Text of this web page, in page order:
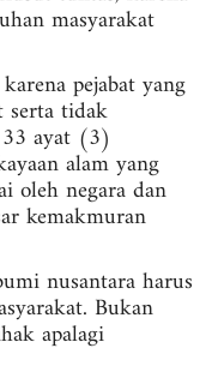
masyarakat
pejabat yang
serta tidak
ayat (3)
alam yang
oleh negara dan
kemakmuran
nusantara harus
Bukan
apalagi